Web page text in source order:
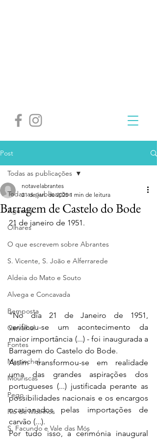
Post
Todas as publicações
Agenda
Olhares
O que escrevem sobre Abrantes
S. Vicente, S. João e Alferrarede
Aldeia do Mato e Souto
Alvega e Concavada
Bemposta
Carvalhal
Fontes
Martinchel
Mouriscas
Pego
Rio de Moinhos
S. Facundo e Vale das Mós
Todas as publicações
Barragem de Castelo do Bode
notavelabrantes
21 de jan. de 2025 1 min de leitura
21 de janeiro de 1951.
"No dia 21 de Janeiro de 1951,
verificou-se um acontecimento da
maior irnportância (...) - foi inaugurada a
Barragem do Castelo do Bode.
Assim transformou-se em realidade
uma das grandes aspirações dos
portugueses (...) justificada perante as
possibilidades nacionais e os encargos
ocasionados pelas importações de
carvão (...).
Por tudo isso, a cerimónia inaugural